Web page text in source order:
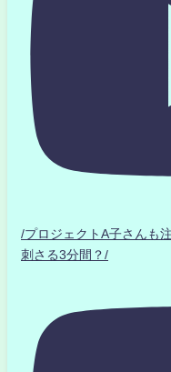
/プロジェクトA子さん
刺さる3分間？/